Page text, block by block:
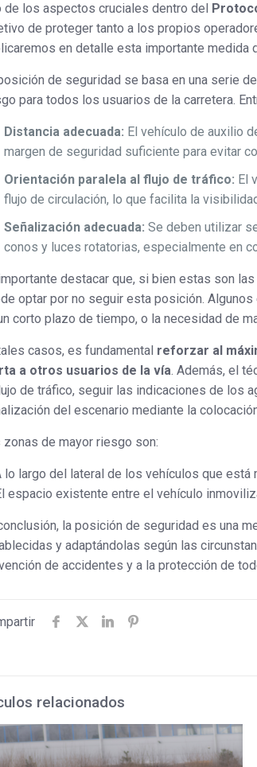
de los aspectos cruciales dentro del
de proteger tanto a los propios
en detalle esta importante medida
de seguridad se basa en una serie
para todos los usuarios de la carretera.
Distancia adecuada: El vehículo de auxilio
margen de seguridad suficiente para evitar
Orientación paralela al flujo de tráfico: El
flujo de circulación, lo que facilita la
Señalización adecuada: Se deben utilizar
conos y luces rotatorias, especialmente en
destacar que, si bien estas son
optar por no seguir esta posición.
corto plazo de tiempo, o la necesidad de
casos, es fundamental reforzar al
a otros usuarios de la vía. Además, el
de tráfico, seguir las indicaciones de los
del escenario mediante la
zonas de mayor riesgo son:
lo largo del lateral de los vehículos que está
espacio existente entre el vehículo
la posición de seguridad es una
y adaptándolas según las
de accidentes y a la protección de
relacionados